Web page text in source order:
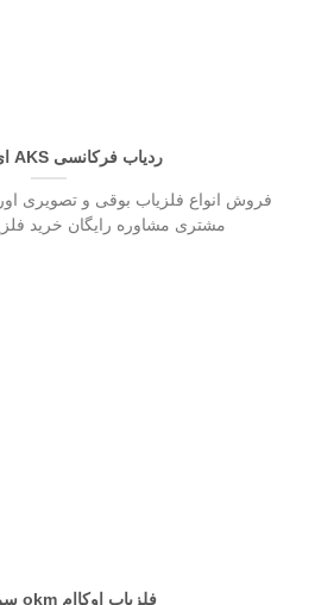
ردیاب فرکانسی AKS ای کی اس
فروش انواع فلزیاب بوقی و تصویری
مشتری مشاوره رایگان خرید
فلزیاب اوکاام okm سری توربو